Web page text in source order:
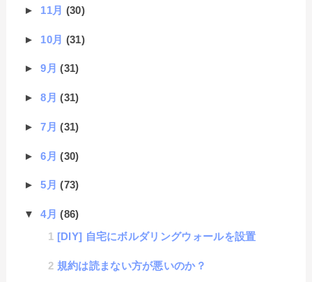
► 11月 (30)
► 10月 (31)
►9月(31)
►8月(31)
►7月(31)
►6月(30)
►5月(73)
▼4月(86)
[DIY] 自宅にボルダリングウォールを設置
規約は読まない方が悪いのか？